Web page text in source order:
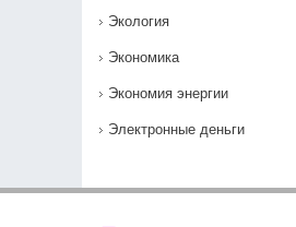
Экология
Экономика
Экономия энергии
Электронные деньги